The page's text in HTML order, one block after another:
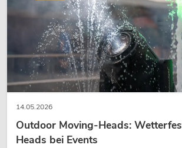
14.05.2026
Outdoor Moving-Heads:
Heads bei Events